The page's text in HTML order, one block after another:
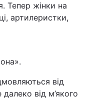
Тепер жінки на
артилеристки,
від
від м’якого